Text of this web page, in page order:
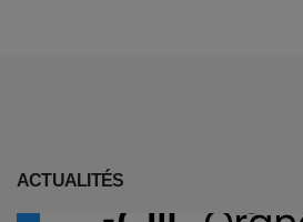
ACTUALITÉS